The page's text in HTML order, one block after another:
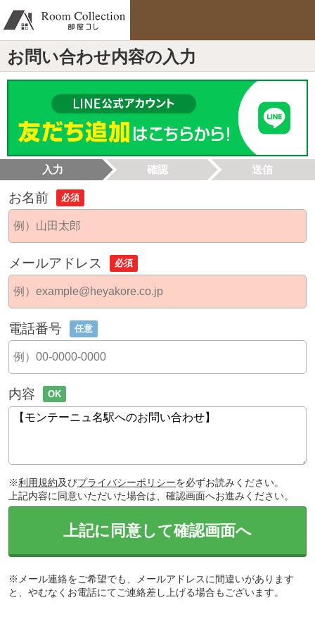
お問い合わせ内容の入力
入力 確認 送信
お名前 必須
メールアドレス 必須
電話番号 任意
内容 OK
※利用規約及びプライバシーポリシーを必ずお読みください。
上記内容に同意いただいた場合は、確認画面へお進みください。
上記に同意して確認画面へ
※メール連絡をご希望でも、メールアドレスに間違いがあります
と、やむなくお電話にてご連絡差し上げる場合もございます。